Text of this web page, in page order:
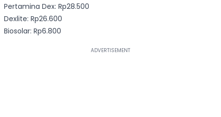
Pertamina Dex: Rp28.500
Dexlite: Rp26.600
Biosolar: Rp6.800